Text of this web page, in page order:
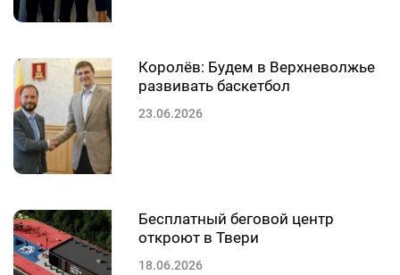
Королёв: Будем в Верхневолжье
развивать баскетбол
23.06.2026
Бесплатный беговой центр
откроют в Твери
18.06.2026